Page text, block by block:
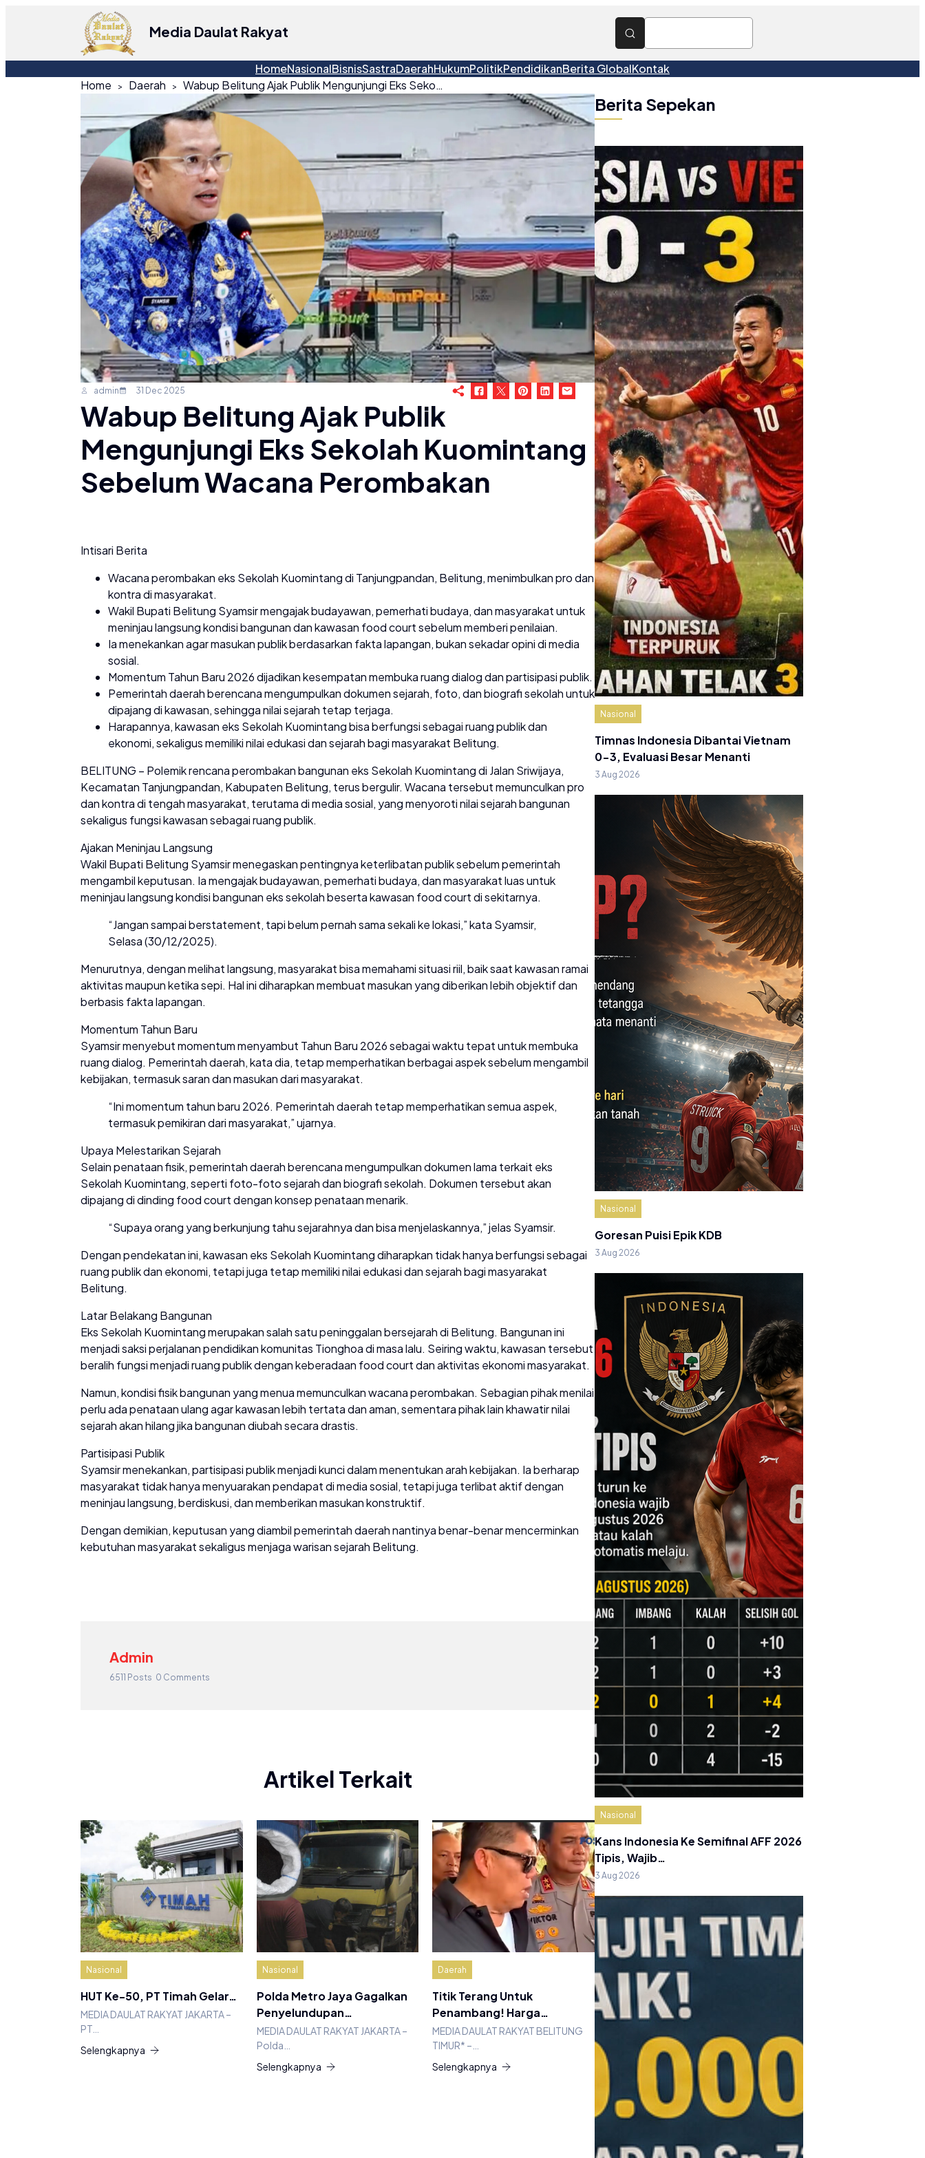
Media Daulat Rakyat
HomeNasionalBisnisSastraDaerahHukumPolitikPendidikanBerita GlobalKontak
Home
Daerah Wabup Belitung Ajak Publik Mengunjungi Eks Sekolah Kuomintang Sebelum Wacana Perombakan
admin 31 Dec 2025
Wabup Belitung Ajak Publik
Mengunjungi Eks Sekolah Kuomintang
Sebelum Wacana Perombakan
Intisari Berita
Wacana perombakan eks Sekolah Kuomintang di Tanjungpandan, Belitung, menimbulkan pro dan
kontra di masyarakat.
Wakil Bupati Belitung Syamsir mengajak budayawan, pemerhati budaya, dan masyarakat untuk
meninjau langsung kondisi bangunan dan kawasan food court sebelum memberi penilaian.
Ia menekankan agar masukan publik berdasarkan fakta lapangan, bukan sekadar opini di media
sosial.
Momentum Tahun Baru 2026 dijadikan kesempatan membuka ruang dialog dan partisipasi publik.
Pemerintah daerah berencana mengumpulkan dokumen sejarah, foto, dan biografi sekolah untuk
dipajang di kawasan, sehingga nilai sejarah tetap terjaga.
Harapannya, kawasan eks Sekolah Kuomintang bisa berfungsi sebagai ruang publik dan
ekonomi, sekaligus memiliki nilai edukasi dan sejarah bagi masyarakat Belitung.
BELITUNG – Polemik rencana perombakan bangunan eks Sekolah Kuomintang di Jalan Sriwijaya,
Kecamatan Tanjungpandan, Kabupaten Belitung, terus bergulir. Wacana tersebut memunculkan pro
dan kontra di tengah masyarakat, terutama di media sosial, yang menyoroti nilai sejarah bangunan
sekaligus fungsi kawasan sebagai ruang publik.
Ajakan Meninjau Langsung
Wakil Bupati Belitung Syamsir menegaskan pentingnya keterlibatan publik sebelum pemerintah
mengambil keputusan. Ia mengajak budayawan, pemerhati budaya, dan masyarakat luas untuk
meninjau langsung kondisi bangunan eks sekolah beserta kawasan food court di sekitarnya.
“Jangan sampai berstatement, tapi belum pernah sama sekali ke lokasi,” kata Syamsir,
Selasa (30/12/2025).
Menurutnya, dengan melihat langsung, masyarakat bisa memahami situasi riil, baik saat kawasan ramai
aktivitas maupun ketika sepi. Hal ini diharapkan membuat masukan yang diberikan lebih objektif dan
berbasis fakta lapangan.
Momentum Tahun Baru
Syamsir menyebut momentum menyambut Tahun Baru 2026 sebagai waktu tepat untuk membuka
ruang dialog. Pemerintah daerah, kata dia, tetap memperhatikan berbagai aspek sebelum mengambil
kebijakan, termasuk saran dan masukan dari masyarakat.
“Ini momentum tahun baru 2026. Pemerintah daerah tetap memperhatikan semua aspek,
termasuk pemikiran dari masyarakat,” ujarnya.
Upaya Melestarikan Sejarah
Selain penataan fisik, pemerintah daerah berencana mengumpulkan dokumen lama terkait eks
Sekolah Kuomintang, seperti foto-foto sejarah dan biografi sekolah. Dokumen tersebut akan
dipajang di dinding food court dengan konsep penataan menarik.
“Supaya orang yang berkunjung tahu sejarahnya dan bisa menjelaskannya,” jelas Syamsir.
Dengan pendekatan ini, kawasan eks Sekolah Kuomintang diharapkan tidak hanya berfungsi sebagai
ruang publik dan ekonomi, tetapi juga tetap memiliki nilai edukasi dan sejarah bagi masyarakat
Belitung.
Latar Belakang Bangunan
Eks Sekolah Kuomintang merupakan salah satu peninggalan bersejarah di Belitung. Bangunan ini
menjadi saksi perjalanan pendidikan komunitas Tionghoa di masa lalu. Seiring waktu, kawasan tersebut
beralih fungsi menjadi ruang publik dengan keberadaan food court dan aktivitas ekonomi masyarakat.
Namun, kondisi fisik bangunan yang menua memunculkan wacana perombakan. Sebagian pihak menilai
perlu ada penataan ulang agar kawasan lebih tertata dan aman, sementara pihak lain khawatir nilai
sejarah akan hilang jika bangunan diubah secara drastis.
Partisipasi Publik
Syamsir menekankan, partisipasi publik menjadi kunci dalam menentukan arah kebijakan. Ia berharap
masyarakat tidak hanya menyuarakan pendapat di media sosial, tetapi juga terlibat aktif dengan
meninjau langsung, berdiskusi, dan memberikan masukan konstruktif.
Dengan demikian, keputusan yang diambil pemerintah daerah nantinya benar-benar mencerminkan
kebutuhan masyarakat sekaligus menjaga warisan sejarah Belitung.
Admin
6511 Posts 0 Comments
Artikel Terkait
Nasional
HUT Ke-50, PT Timah Gelar…
MEDIA DAULAT RAKYAT JAKARTA –
PT…
Selengkapnya
Nasional
Polda Metro Jaya Gagalkan
Penyelundupan…
MEDIA DAULAT RAKYAT JAKARTA –
Polda…
Selengkapnya
Daerah
Titik Terang Untuk
Penambang! Harga…
MEDIA DAULAT RAKYAT BELITUNG
TIMUR* –…
Selengkapnya
Berita Sepekan
Nasional
Timnas Indonesia Dibantai Vietnam
0-3, Evaluasi Besar Menanti
3 Aug 2026
Nasional
Goresan Puisi Epik KDB
3 Aug 2026
Nasional
Kans Indonesia Ke Semifinal AFF 2026
Tipis, Wajib…
3 Aug 2026